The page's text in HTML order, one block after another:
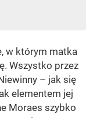
w którym matka
Wszystko przez
– jak się
elementem jej
Moraes szybko